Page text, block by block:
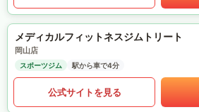
メディカルフィットネスジムトリート
岡山店
スポーツジム 駅から車で4分
公式サイトを見る